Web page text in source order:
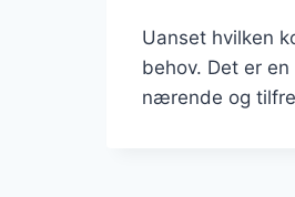
Uanset hvilken
behov. Det er
nærende og